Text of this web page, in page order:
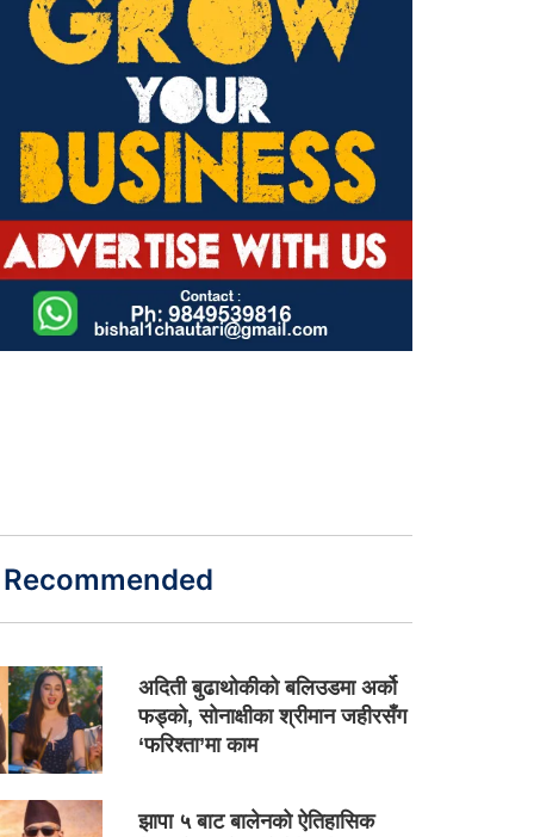
Recommended
अदिती बुढाथोकीको बलिउडमा अर्को
फड्को, सोनाक्षीका श्रीमान जहीरसँग
‘फरिश्ता’मा काम
झापा ५ बाट बालेनको ऐतिहासिक